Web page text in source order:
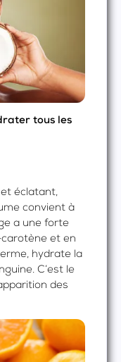
tous les
éclatant,
convient à
a une forte
et en
hydrate la
C’est le
des